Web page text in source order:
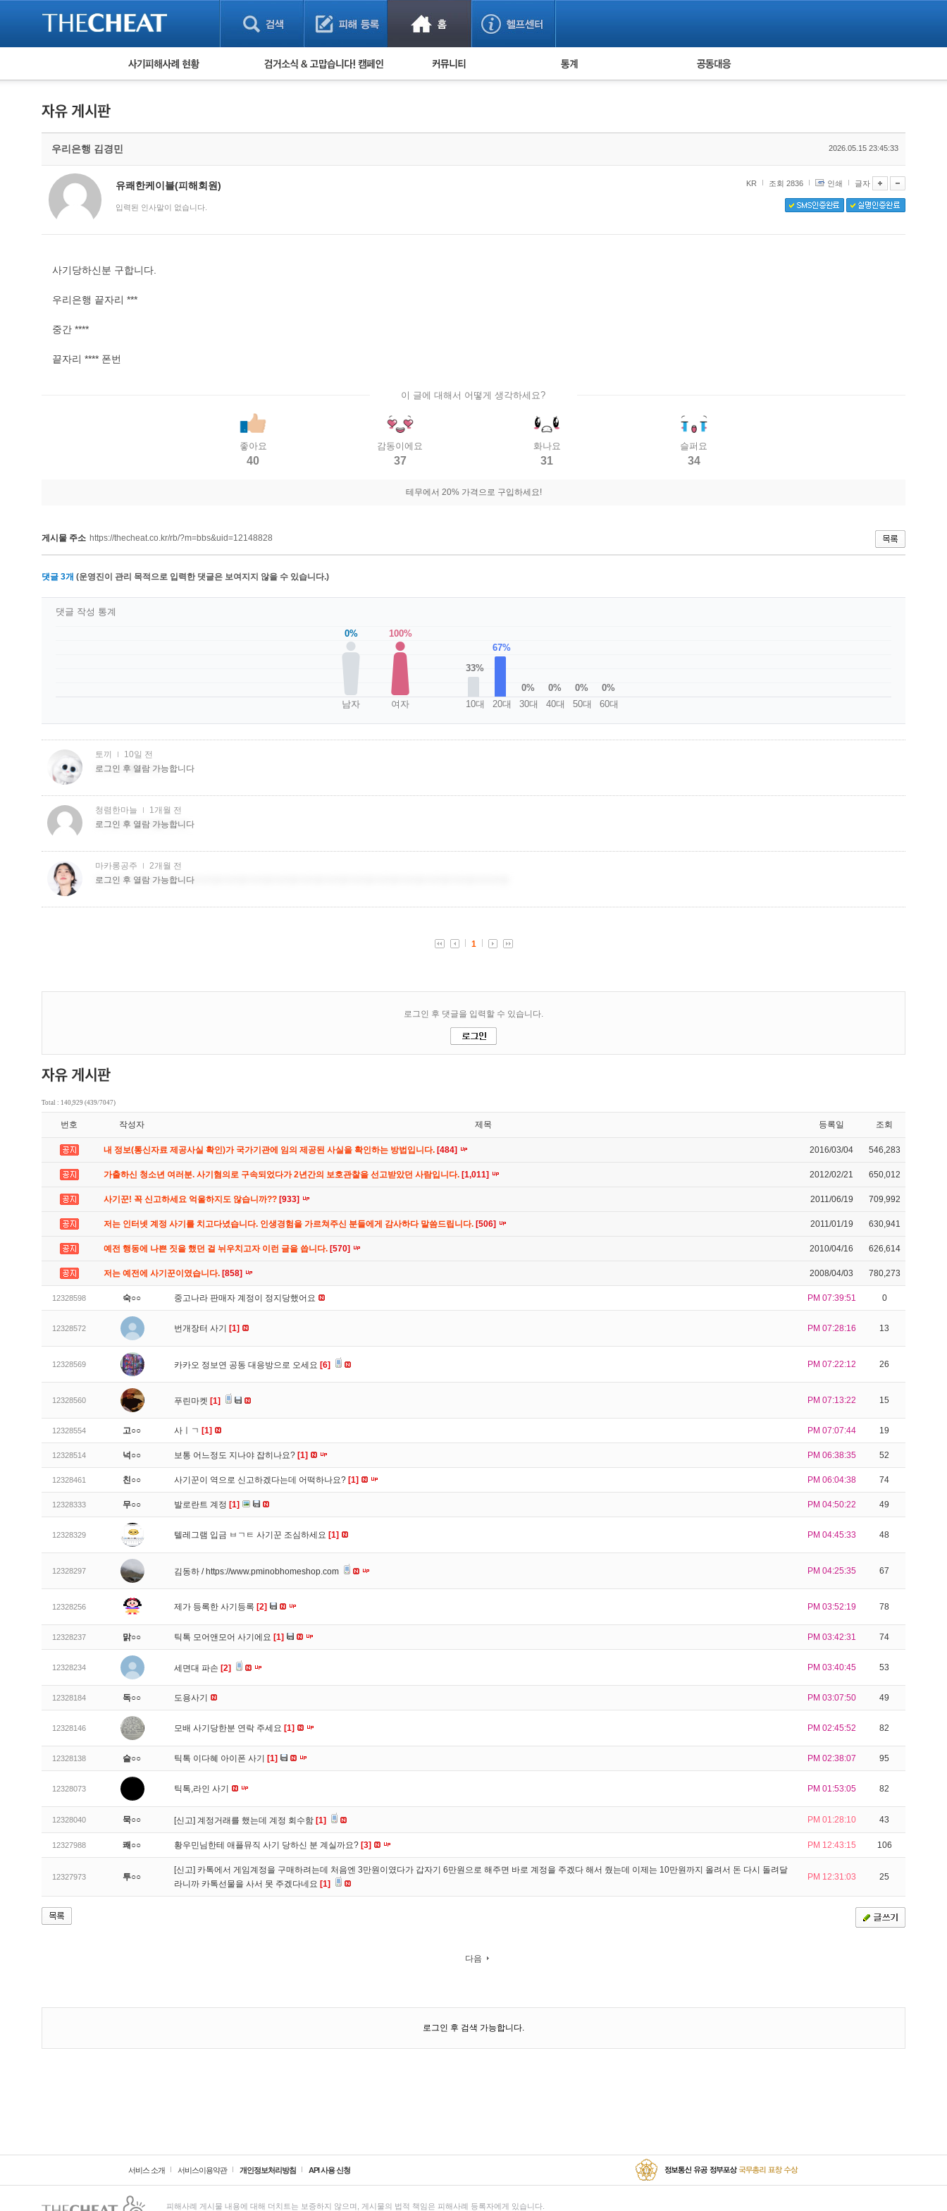
피해사례 현황
유해사이트 목록
비공개 피해사례
워킹홀리데이 피해사례
검거 소식 사기 예방했어요! 누적 피해사례 통계 피해자 공동대응
우리은행 김경민 2026.05.15 23:45:33
유쾌한케이블(피해회원)
입력된 인사말이 없습니다.
KR 조회 2836 인쇄 글자
사기당하신분 구합니다.
우리은행 끝자리 ***
중간 ****
끝자리 **** 폰번
이 글에 대해서 어떻게 생각하세요?
좋아요
40
감동이에요
37
화나요
31
슬퍼요
34
테무에서 20% 가격으로 구입하세요!
게시물 주소 https://thecheat.co.kr/rb/?m=bbs&uid=12148828
댓글 3개 (운영진이 관리 목적으로 입력한 댓글은 보여지지 않을 수 있습니다.)
0%
남자
100%
여자
33%
10대
67%
20대
0%
30대
0%
40대
0%
50대
0%
60대
댓글 작성 통계
Total : 140,929 (439/7047)
번호 작성자 제목 등록일 조회
내 정보(통신자료 제공사실 확인)가 국가기관에 임의 제공된 사실을 확인하는 방법입니다. [484] 2016/03/04 546,283
가출하신 청소년 여러분. 사기혐의로 구속되었다가 2년간의 보호관찰을 선고받았던 사람입니다. [1,011] 2012/02/21 650,012
사기꾼! 꼭 신고하세요 억울하지도 않습니까?? [933] 2011/06/19 709,992
저는 인터넷 계정 사기를 치고다녔습니다. 인생경험을 가르쳐주신 분들에게 감사하다 말씀드립니다. [506] 2011/01/19 630,941
예전 행동에 나쁜 짓을 했던 걸 뉘우치고자 이런 글을 씁니다. [570] 2010/04/16 626,614
저는 예전에 사기꾼이였습니다. [858] 2008/04/03 780,273
12328598 숙○○ 중고나라 판매자 계정이 정지당했어요 PM 07:39:51 0
12328572 번개장터 사기 [1] PM 07:28:16 13
12328569 카카오 정보연 공동 대응방으로 오세요 [6] PM 07:22:12 26
12328560 푸린마켓 [1] PM 07:13:22 15
12328554 고○○ 사ㅣㄱ [1] PM 07:07:44 19
12328514 넉○○ 보통 어느정도 지나야 잡히나요? [1] PM 06:38:35 52
12328461 친○○ 사기꾼이 역으로 신고하겠다는데 어떡하나요? [1] PM 06:04:38 74
12328333 무○○ 발로란트 계정 [1] PM 04:50:22 49
12328329 텔레그램 입금 ㅂㄱㅌ 사기꾼 조심하세요 [1] PM 04:45:33 48
12328297 김동하 / https://www.pminobhomeshop.com PM 04:25:35 67
12328256 제가 등록한 사기등록 [2] PM 03:52:19 78
12328237 맑○○ 틱톡 모어앤모어 사기에요 [1] PM 03:42:31 74
12328234 세면대 파손 [2] PM 03:40:45 53
12328184 독○○ 도용사기 PM 03:07:50 49
12328146 모배 사기당한분 연락 주세요 [1] PM 02:45:52 82
12328138 슬○○ 틱톡 이다혜 아이폰 사기 [1] PM 02:38:07 95
12328073 틱톡,라인 사기 PM 01:53:05 82
12328040 묵○○ [신고] 계정거래를 했는데 계정 회수함 [1] PM 01:28:10 43
12327988 쾌○○ 황우민님한테 애플뮤직 사기 당하신 분 계실까요? [3] PM 12:43:15 106
12327973 투○○
[신고] 카톡에서 게임계정을 구매하려는데 처음엔 3만원이였다가 갑자기 6만원으로 해주면 바로 계정을 주겠다 해서 줬는데 이제는 10만원까지 올려서 돈 다시 돌려달
라니까 카톡선물을 사서 못 주겠다네요 [1]
PM 12:31:03 25
다음
로그인 후 검색 가능합니다.
서비스 소개 서비스이용약관 개인정보처리방침 API 사용 신청
피해사례 게시물 내용에 대해 더치트는 보증하지 않으며, 게시물의 법적 책임은 피해사례 등록자에게 있습니다.